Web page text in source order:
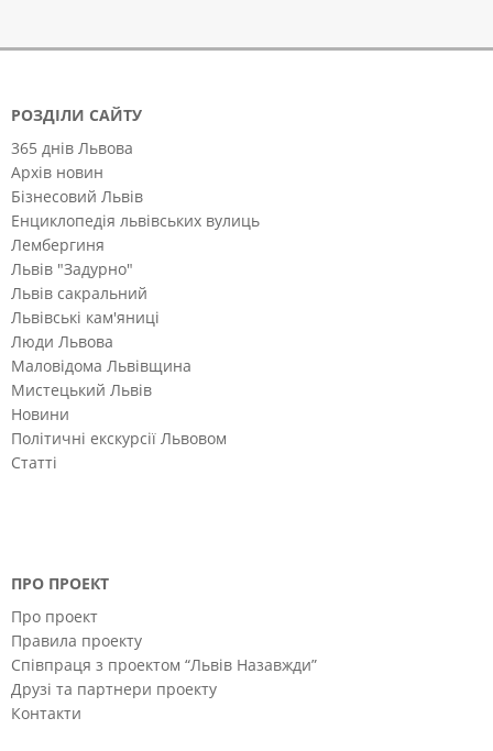
РОЗДІЛИ САЙТУ
365 днів Львова
Архів новин
Бізнесовий Львів
Енциклопедія львівських вулиць
Лембергиня
Львів "Задурно"
Львів сакральний
Львівські кам'яниці
Люди Львова
Маловідома Львівщина
Мистецький Львів
Новини
Політичні екскурсії Львовом
Статті
ПРО ПРОЕКТ
Про проект
Правила проекту
Співпраця з проектом “Львів Назавжди”
Друзі та партнери проекту
Контакти